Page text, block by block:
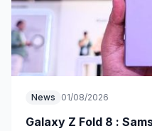
News 01/08/2026
Galaxy Z Fold 8 :